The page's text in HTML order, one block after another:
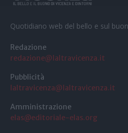
Quotidiano web del bello e sul
Redazione
redazione@laltravicenza.it
Pubblicità
laltravicenza@laltravicenza.it
Amministrazione
elas@editoriale-elas.org